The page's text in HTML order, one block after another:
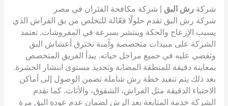
شركة رش البق | شركة مكافحة الفئران في مصر
شركة رش البق تقدم حلولًا فعّالة للتخلص من بق الفراش الذي
يسبب الإزعاج والحكة وينتشر بسرعة في المفروشات. تعتمد
الشركة على مبيدات متخصصة وآمنة تخترق أعشاش البق
وتقضي عليه في جميع مراحل حياته. يبدأ الفريق المتخصص
بمعاينة دقيقة للمنطقة المصابة وتحديد مستوى انتشار الحشرة.
بعد ذلك يتم تنفيذ خطة رش شاملة تضمن الوصول إلى أماكن
الاختباء الدقيقة مثل الفراش، الشقوق، والأثاث. كما تقدم
الشركة خدمة المتابعة بعد الرش لضمان عدم عودة البق مرة